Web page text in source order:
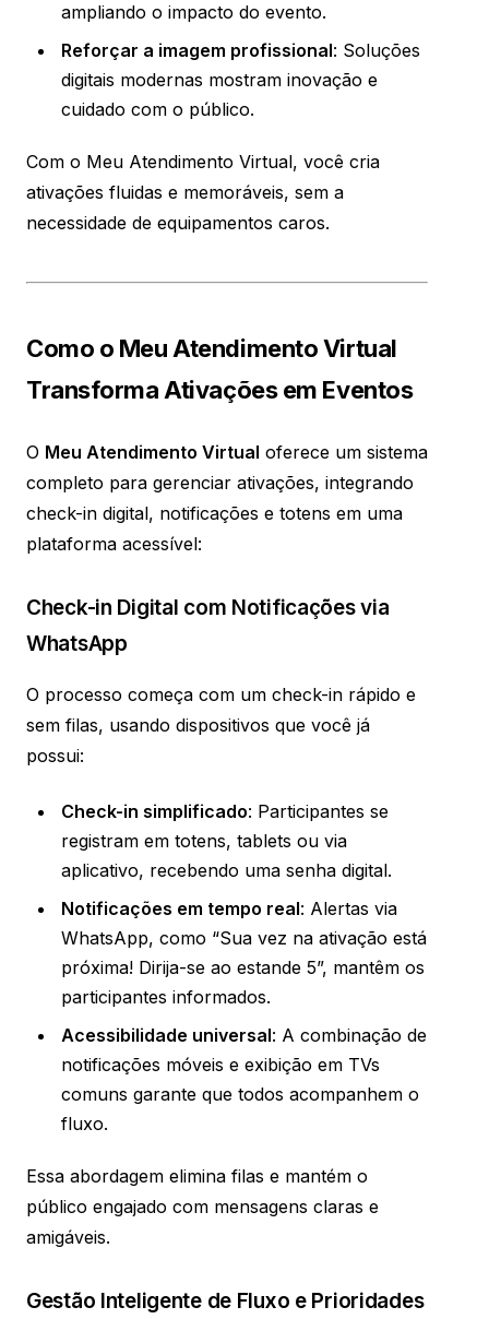
ampliando o impacto do evento.
Reforçar a imagem profissional: Soluções
digitais modernas mostram inovação e
cuidado com o público.
Com o Meu Atendimento Virtual, você cria
ativações fluidas e memoráveis, sem a
necessidade de equipamentos caros.
Como o Meu Atendimento Virtual
Transforma Ativações em Eventos
O Meu Atendimento Virtual oferece um sistema
completo para gerenciar ativações, integrando
check-in digital, notificações e totens em uma
plataforma acessível:
Check-in Digital com Notificações via
WhatsApp
O processo começa com um check-in rápido e
sem filas, usando dispositivos que você já
possui:
Check-in simplificado: Participantes se
registram em totens, tablets ou via
aplicativo, recebendo uma senha digital.
Notificações em tempo real: Alertas via
WhatsApp, como “Sua vez na ativação está
próxima! Dirija-se ao estande 5”, mantêm os
participantes informados.
Acessibilidade universal: A combinação de
notificações móveis e exibição em TVs
comuns garante que todos acompanhem o
fluxo.
Essa abordagem elimina filas e mantém o
público engajado com mensagens claras e
amigáveis.
Gestão Inteligente de Fluxo e Prioridades